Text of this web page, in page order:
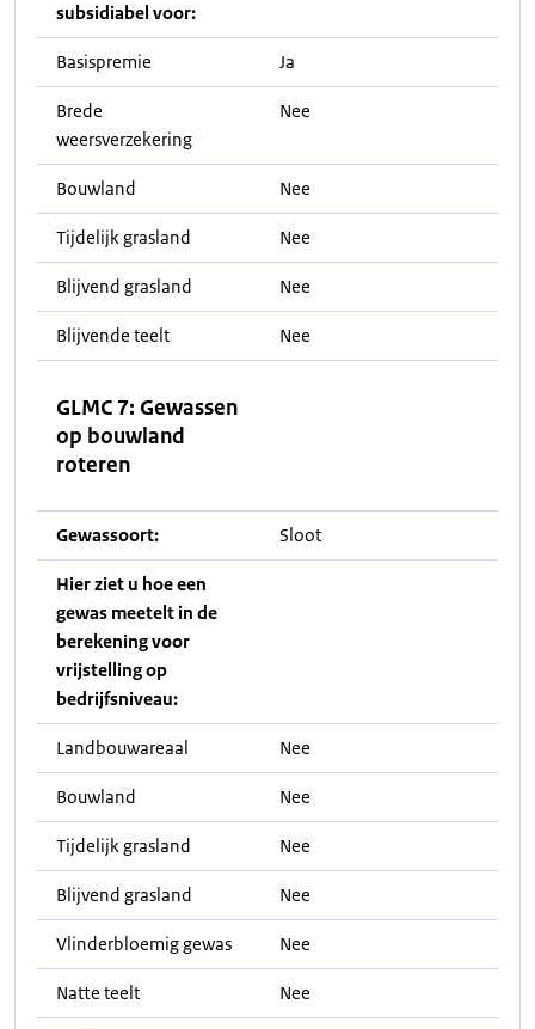
subsidiabel voor:
Basispremie Ja
Brede
weersverzekering
Nee
Bouwland Nee
Tijdelijk grasland Nee
Blijvend grasland Nee
Blijvende teelt Nee
GLMC 7: Gewassen
op bouwland
roteren
Gewassoort: Sloot
Hier ziet u hoe een
gewas meetelt in de
berekening voor
vrijstelling op
bedrijfsniveau:
Landbouwareaal Nee
Bouwland Nee
Tijdelijk grasland Nee
Blijvend grasland Nee
Vlinderbloemig gewas Nee
Natte teelt Nee